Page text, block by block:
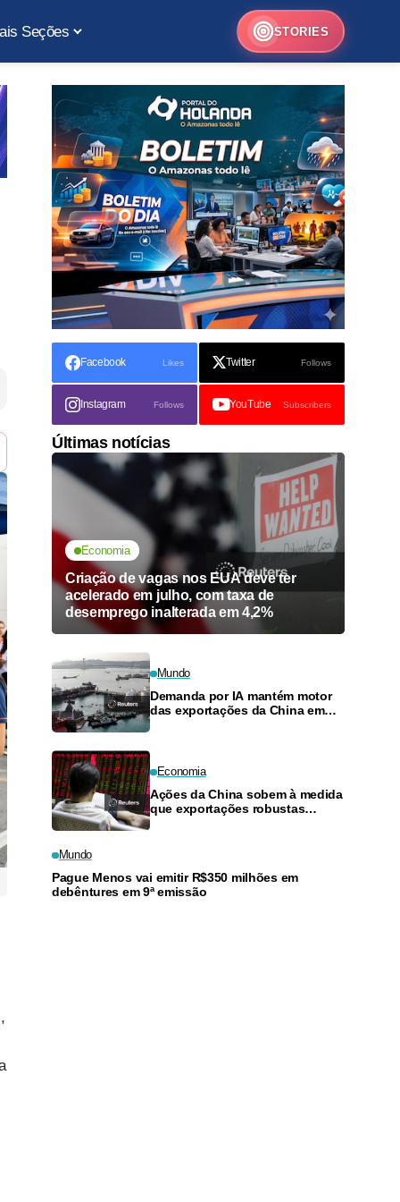
Seções STORIES
Facebook Likes Twitter Follows
Instagram Follows YouTube Subscribers
Últimas notícias
Economia
Criação de vagas nos EUA deve ter
acelerado em julho, com taxa de
desemprego inalterada em 4,2%
Mundo
Demanda por IA mantém motor
das exportações da China em
Economia
Ações da China sobem à medida
que exportações robustas
Mundo
Pague Menos vai emitir R$350 milhões em
debêntures em 9ª emissão